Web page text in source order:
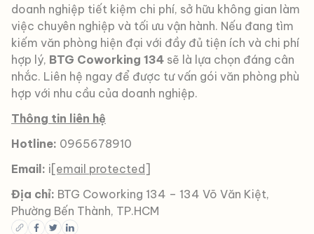
doanh nghiệp tiết kiệm chi phí, sở hữu không gian làm
việc chuyên nghiệp và tối ưu vận hành. Nếu đang tìm
kiếm văn phòng hiện đại với đầy đủ tiện ích và chi phí
hợp lý, BTG Coworking 134 sẽ là lựa chọn đáng cân
nhắc. Liên hệ ngay để được tư vấn gói văn phòng phù
hợp với nhu cầu của doanh nghiệp.
Thông tin liên hệ
Hotline: 0965678910
Email: i[email protected]
Địa chỉ: BTG Coworking 134 – 134 Võ Văn Kiệt,
Phường Bến Thành, TP.HCM